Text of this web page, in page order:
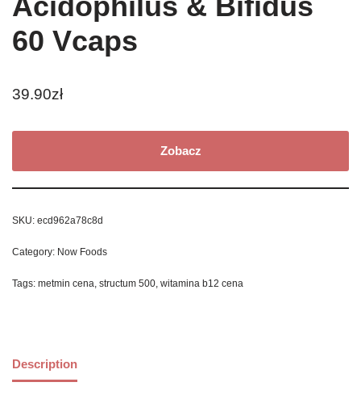
60 Vcaps
39.90zł
Zobacz
SKU: ecd962a78c8d
Category: Now Foods
Tags: metmin cena, structum 500, witamina b12 cena
Description